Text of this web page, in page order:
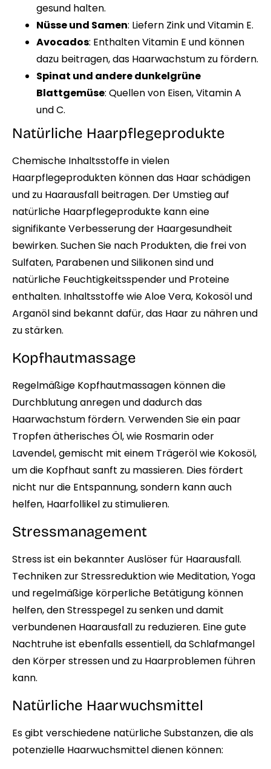
gesund halten.
Nüsse und Samen: Liefern Zink und Vitamin E.
Avocados: Enthalten Vitamin E und können
dazu beitragen, das Haarwachstum zu fördern.
Spinat und andere dunkelgrüne
Blattgemüse: Quellen von Eisen, Vitamin A
und C.
Natürliche Haarpflegeprodukte
Chemische Inhaltsstoffe in vielen
Haarpflegeprodukten können das Haar schädigen
und zu Haarausfall beitragen. Der Umstieg auf
natürliche Haarpflegeprodukte kann eine
signifikante Verbesserung der Haargesundheit
bewirken. Suchen Sie nach Produkten, die frei von
Sulfaten, Parabenen und Silikonen sind und
natürliche Feuchtigkeitsspender und Proteine
enthalten. Inhaltsstoffe wie Aloe Vera, Kokosöl und
Arganöl sind bekannt dafür, das Haar zu nähren und
zu stärken.
Kopfhautmassage
Regelmäßige Kopfhautmassagen können die
Durchblutung anregen und dadurch das
Haarwachstum fördern. Verwenden Sie ein paar
Tropfen ätherisches Öl, wie Rosmarin oder
Lavendel, gemischt mit einem Trägeröl wie Kokosöl,
um die Kopfhaut sanft zu massieren. Dies fördert
nicht nur die Entspannung, sondern kann auch
helfen, Haarfollikel zu stimulieren.
Stressmanagement
Stress ist ein bekannter Auslöser für Haarausfall.
Techniken zur Stressreduktion wie Meditation, Yoga
und regelmäßige körperliche Betätigung können
helfen, den Stresspegel zu senken und damit
verbundenen Haarausfall zu reduzieren. Eine gute
Nachtruhe ist ebenfalls essentiell, da Schlafmangel
den Körper stressen und zu Haarproblemen führen
kann.
Natürliche Haarwuchsmittel
Es gibt verschiedene natürliche Substanzen, die als
potenzielle Haarwuchsmittel dienen können: